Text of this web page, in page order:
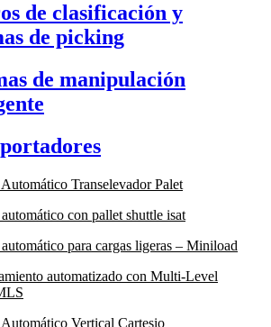
de clasificación y
de picking
de manipulación
Transelevador Palet
con pallet shuttle isat
para cargas ligeras – Miniload
automatizado con Multi-Level
Vertical Cartesio